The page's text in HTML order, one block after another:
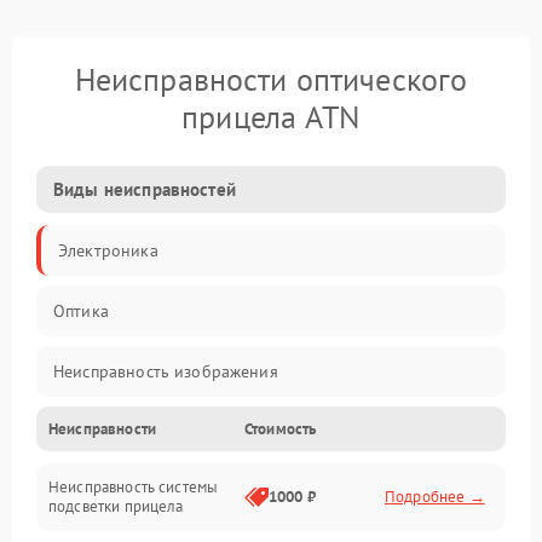
Неисправности оптического
прицела ATN
Виды неисправностей
Электроника
Оптика
Неисправность изображения
Механические повреждения
Неисправность фокусировки и оптики
Неисправности Стоимость
Неисправность системы
подсветки прицела
1000 ₽ Подробнее →